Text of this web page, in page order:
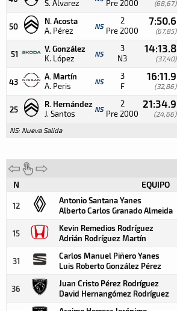
S. Álvarez
Pre 2000
(68,67)
50
N. Acosta
A. Pérez NS
2
Pre 2000
7:50.6
(67,85)
51
V. González
K. López NS
3
N3
14:13.8
(37,40)
43
A. Martín
A. Peris NS
3
F
16:11.9
(32,86)
25
R. Hernández
J. Santos NS
2
Pre 2000
21:34.9
(24,66)
NS: Nueva Salida
N EQUIPO
12
Antonio Santana Yanes
Alberto Carlos Granado Almeida
15
Kevin Remedios Rodríguez
Adrián Rodríguez Martín
31
Carlos Manuel Piñero Yanes
Luis Roberto González Pérez
36
Juan Cristo Pérez Rodríguez
David Hernangómez Rodríguez